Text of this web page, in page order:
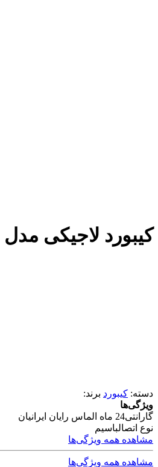
کیبورد لاجیکی مدل K320M
دسته: کیبورد برند:
ویژگی‌ها
گارانتی24 ماه الماس رایان ایرانیان
نوع اتصالباسیم
مشاهده همه ویژگی‌ها
مشاهده همه ویژگی‌ها